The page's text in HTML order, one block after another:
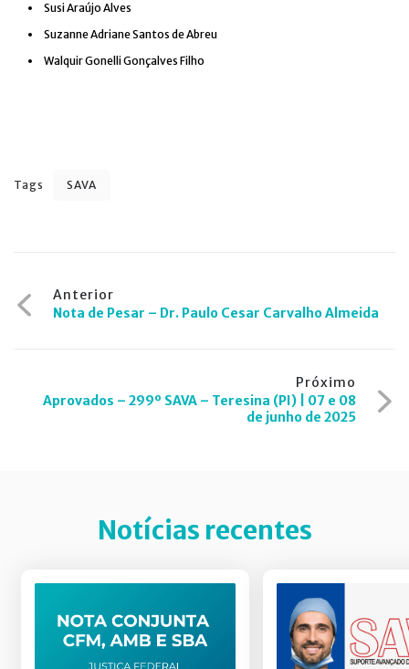
Susi Araújo Alves
Suzanne Adriane Santos de Abreu
Walquir Gonelli Gonçalves Filho
Tags SAVA
Navegação
de
Anterior
Nota de Pesar – Dr. Paulo Cesar Carvalho Almeida
Próximo
Aprovados – 299º SAVA – Teresina (PI) | 07 e 08
de junho de 2025
Notícias recentes